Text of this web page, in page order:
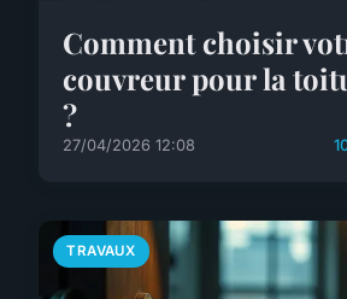
Comment choisir
couvreur pour la
?
27/04/2026 12:08
TRAVAUX